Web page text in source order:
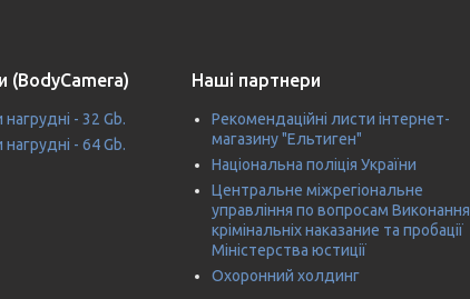
(BodyCamera)
- 32 Gb.
- 64 Gb.
Наші партнери
Рекомендаційні листи інтернет-
магазину "Ельтиген"
Національна поліція України
Центральне міжрегіональне
управління по вопросам Виконання
крімінальніх наказание та пробації
Міністерства юстиції
Охоронний холдинг